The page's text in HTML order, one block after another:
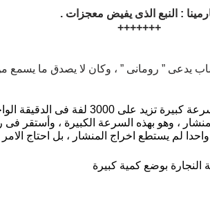
: النبع الذى يفيض معجزات .
+++++++
يدعى ” رومانى ” ، وكان لا يصدق ما يسمع
ويوجد بالورشة منشار كهربائى يعمل بسرعة كبيرة
سلاح المنشار ، وهو بهذه السرعة الكبيرة ، وأستقر
لم يستطع اخراج المنشار ، بل احتاج
بوضع كمية كبيرة